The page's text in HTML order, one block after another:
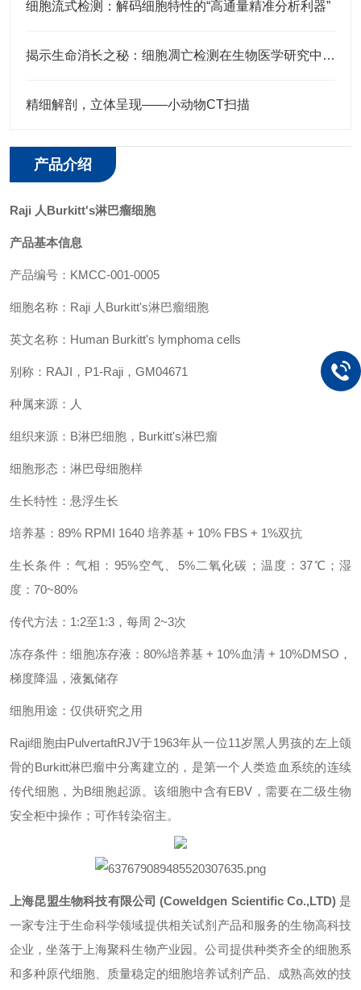
细胞流式检测：解码细胞特性的“高通量精准分析利器”
揭示生命消长之秘：细胞凋亡检测在生物医学研究中的应用
精细解剖，立体呈现——小动物CT扫描
产品介绍
Raji 人Burkitt's淋巴瘤细胞
产品基本信息
产品编号： KMCC-001-0005
细胞名称：Raji 人Burkitt's淋巴瘤细胞
英文名称：Human Burkitt's lymphoma cells
别称：RAJI，P1-Raji，GM04671
种属来源：人
组织来源：B淋巴细胞，Burkitt's淋巴瘤
细胞形态：淋巴母细胞样
生长特性：悬浮生长
培养基：89% RPMI 1640 培养基 + 10% FBS + 1%双抗
生长条件：气相：95%空气、5%二氧化碳；温度：37℃；湿
度：70~80%
传代方法：1:2至1:3，每周 2~3次
冻存条件：细胞冻存液：80%培养基 + 10%血清 + 10%DMSO，
梯度降温，液氮储存
细胞用途：仅供研究之用
Raji细胞由PulvertaftRJV于1963年从一位11岁黑人男孩的左上颌
骨的Burkitt淋巴瘤中分离建立的，是第一个人类造血系统的连续
传代细胞，为B细胞起源。该细胞中含有EBV，需要在二级生物
安全柜中操作；可作转染宿主。
上海昆盟生物科技有限公司 (Coweldgen Scientific Co.,LTD)是
一家专注于生命科学领域提供相关试剂产品和服务的生物高科技
企业，坐落于上海聚科生物产业园。公司提供种类齐全的细胞系
和多种原代细胞、质量稳定的细胞培养试剂产品、成熟高效的技